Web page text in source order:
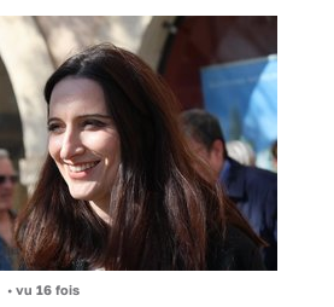
• vu 16 fois